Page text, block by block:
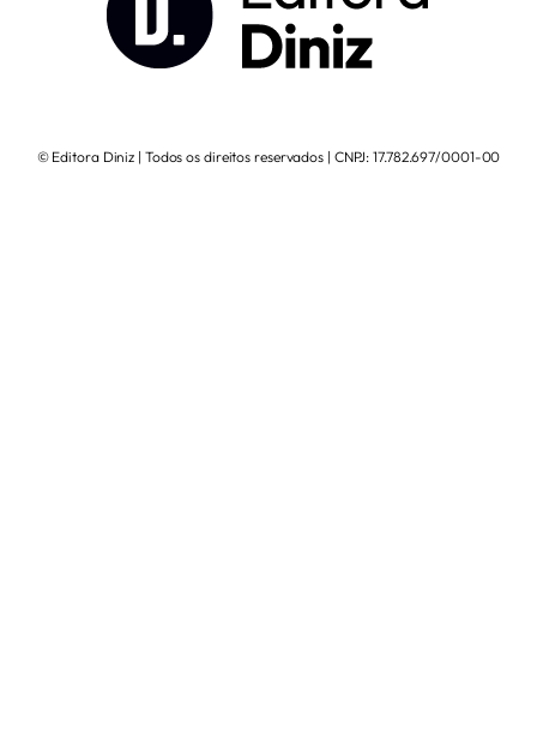
© Editora Diniz | Todos os direitos reservados | CNPJ: 17.782.697/0001-00